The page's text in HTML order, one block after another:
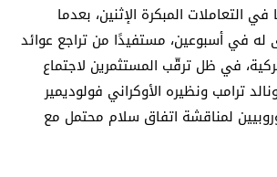
التعاملات المبكرة الإثنين، بعدما
في أسبوعين، مستفيدًا من تراجع عوائد
في ظل ترقّب المستثمرين لاجتماع
ترامب ونظيره الأوكراني فولوديمير
لمناقشة اتفاق سلام محتمل مع